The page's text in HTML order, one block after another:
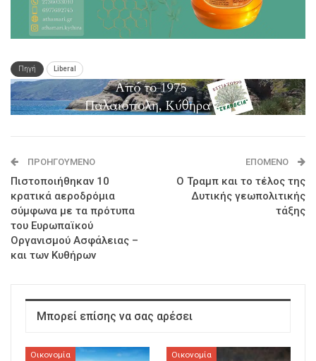
Πηγή Liberal
ΠΡΟΗΓΟΎΜΕΝΟ
Πιστοποιήθηκαν 10
κρατικά αεροδρόμια
σύμφωνα με τα πρότυπα
του Ευρωπαϊκού
Οργανισμού Ασφάλειας –
και των Κυθήρων
ΕΠΌΜΕΝΟ
Ο Τραμπ και το τέλος της
Δυτικής γεωπολιτικής
τάξης
Μπορεί επίσης να σας αρέσει
Οικονομία Οικονομία